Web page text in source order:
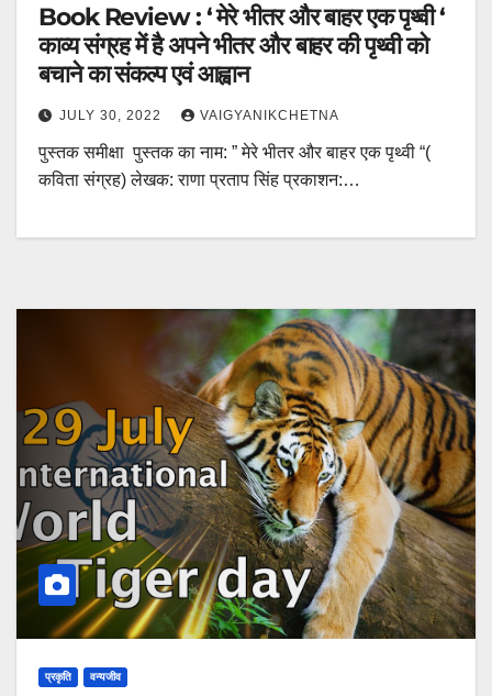
Book Review : ‘ मेरे भीतर और बाहर एक पृथ्वी ‘
काव्य संग्रह में है अपने भीतर और बाहर की पृथ्वी को
बचाने का संकल्प एवं आह्वान
JULY 30, 2022 VAIGYANIKCHETNA
पुस्तक समीक्षा पुस्तक का नाम: ” मेरे भीतर और बाहर एक पृथ्वी “(
कविता संग्रह) लेखक: राणा प्रताप सिंह प्रकाशन:…
प्रकृति वन्यजीव